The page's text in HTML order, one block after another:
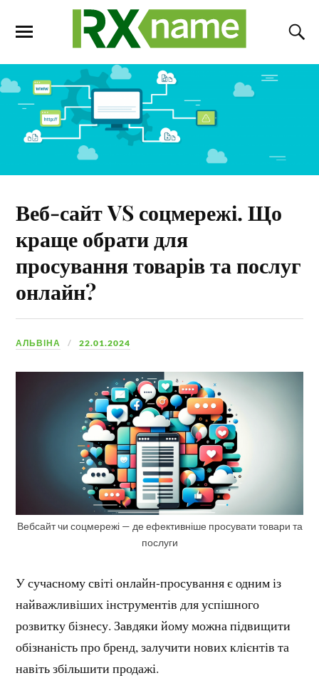
Веб-сайт VS соцмережі. Що
краще обрати для
просування товарів та послуг
онлайн?
АЛЬВІНА 22.01.2024
Вебсайт чи соцмережі — де ефективніше просувати товари та
послуги
У сучасному світі онлайн-просування є одним із
найважливіших інструментів для успішного
розвитку бізнесу. Завдяки йому можна підвищити
обізнаність про бренд, залучити нових клієнтів та
навіть збільшити продажі.